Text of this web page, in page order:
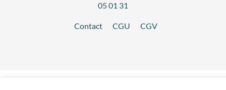
05 01 31
Contact CGU CGV